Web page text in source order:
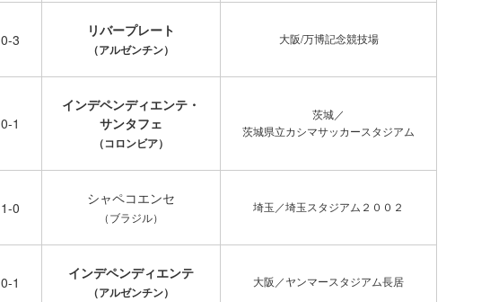
0-3
リバープレート
（アルゼンチン）
大阪/万博記念競技場
0-1
インデペンディエンテ・
サンタフェ
（コロンビア）
茨城／
茨城県立カシマサッカースタジアム
1-0
シャペコエンセ
（ブラジル）
埼玉／埼玉スタジアム２００２
0-1
インデペンディエンテ
（アルゼンチン）
大阪／ヤンマースタジアム長居